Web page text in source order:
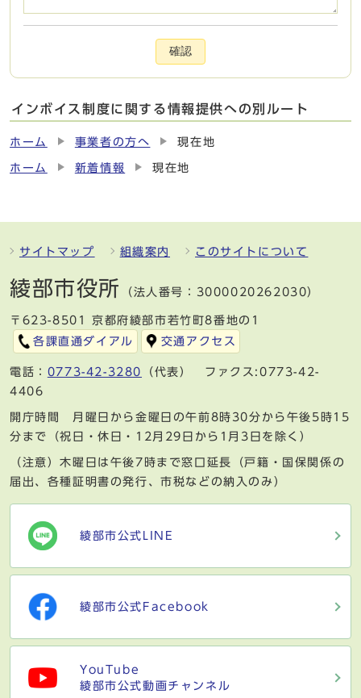
確認
インボイス制度に関する情報提供への別ルート
ホーム 事業者の方へ 現在地
ホーム 新着情報 現在地
サイトマップ 組織案内 このサイトについて
綾部市役所 （法人番号：3000020262030）
〒623-8501 京都府綾部市若竹町8番地の1
各課直通ダイアル
交通アクセス
電話： 0773-42-3280
（代表） ファクス:0773-42-
4406
開庁時間 月曜日から金曜日の午前8時30分から午後5時15
分まで（祝日・休日・12月29日から1月3日を除く）
（注意）木曜日は午後7時まで窓口延長（戸籍・国保関係の
届出、各種証明書の発行、市税などの納入のみ）
綾部市公式LINE
綾部市公式Facebook
YouTube
綾部市公式動画チャンネル